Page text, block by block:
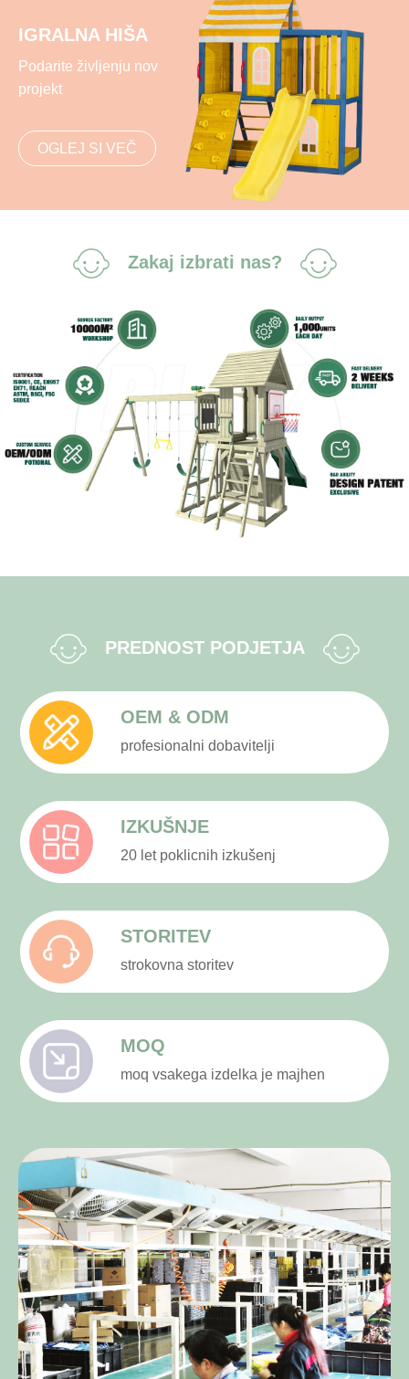
IGRALNA HIŠA
Podarite življenju nov
projekt
OGLEJ SI VEČ
Zakaj izbrati nas?
PREDNOST PODJETJA
OEM & ODM
profesionalni dobavitelji
IZKUŠNJE
20 let poklicnih izkušenj
STORITEV
strokovna storitev
MOQ
moq vsakega izdelka je majhen